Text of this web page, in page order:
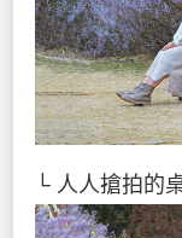
└ 人人搶拍的